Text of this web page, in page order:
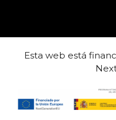
Esta web está